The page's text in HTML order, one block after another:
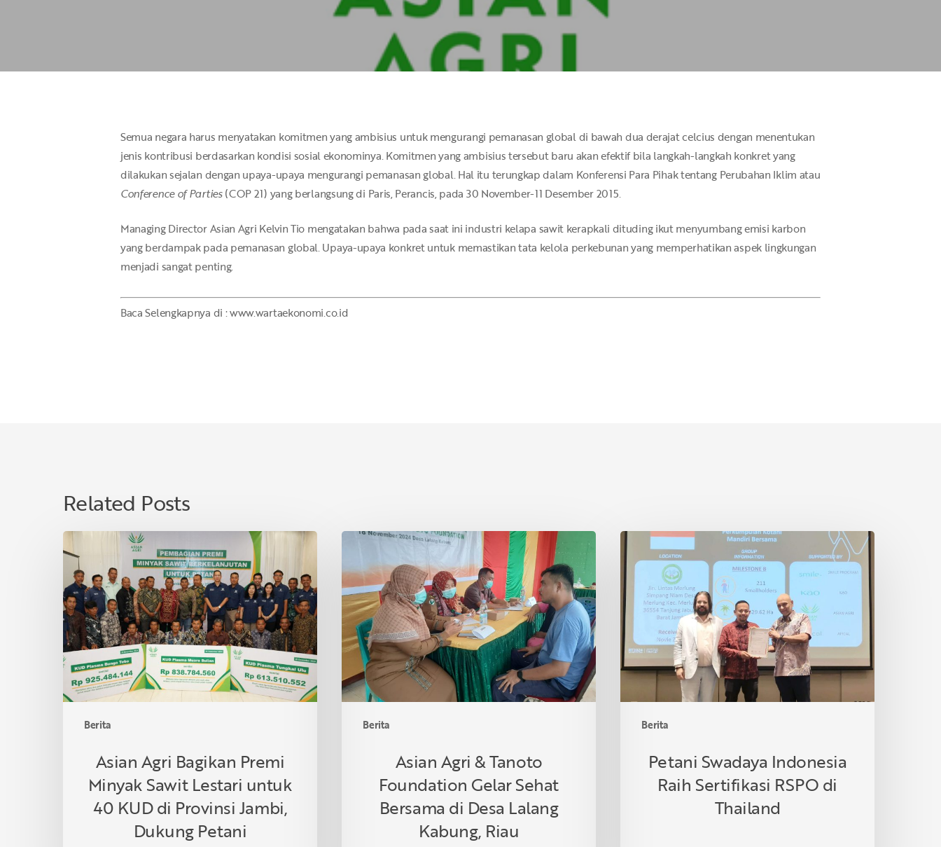
Semua negara harus menyatakan komitmen yang ambisius untuk mengurangi pemanasan global di bawah dua derajat celcius dengan menentukan
jenis kontribusi berdasarkan kondisi sosial ekonominya. Komitmen yang ambisius tersebut baru akan efektif bila langkah-langkah konkret yang
dilakukan sejalan dengan upaya-upaya mengurangi pemanasan global. Hal itu terungkap dalam Konferensi Para Pihak tentang Perubahan Iklim atau
Conference of Parties(COP 21) yang berlangsung di Paris, Perancis, pada 30 November-11 Desember 2015.
Managing Director Asian Agri Kelvin Tio mengatakan bahwa pada saat ini industri kelapa sawit kerapkali dituding ikut menyumbang emisi karbon
yang berdampak pada pemanasan global. Upaya-upaya konkret untuk memastikan tata kelola perkebunan yang memperhatikan aspek lingkungan
menjadi sangat penting.
Baca Selengkapnya di : www.wartaekonomi.co.id
Related Posts
Berita
Asian
Agri
Bagikan
Premi
Minyak
Sawit
Lestari
untuk
40
KUD
Provinsi
Dukung
Petani
Berkelanjutan
Asian Agri Bagikan Premi
Minyak Sawit Lestari untuk
40 KUD di Provinsi Jambi,
Dukung Petani
Berita
Asian
&
Tanoto
Foundation
Gelar
Sehat
Bersama
di
Desa
Kabung,
Asian Agri & Tanoto
Foundation Gelar Sehat
Bersama di Desa Lalang
Kabung, Riau
Berita
Petani
Swadaya
Indonesia
Raih
Sertifikasi
RSPO
di
Thailand
Petani Swadaya Indonesia
Raih Sertifikasi RSPO di
Thailand